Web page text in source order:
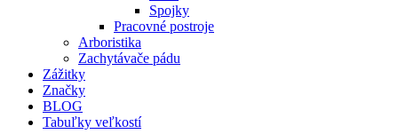
Spojky
Pracovné postroje
Arboristika
Zachytávače pádu
Zážitky
Značky
BLOG
Tabuľky veľkostí